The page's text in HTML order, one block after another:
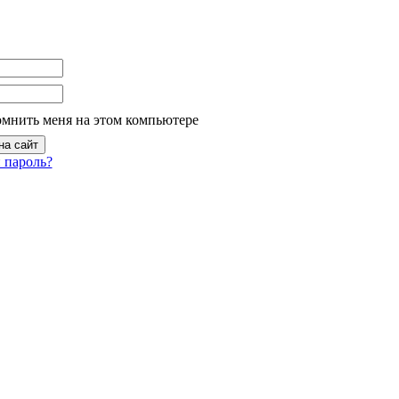
меня на этом компьютере